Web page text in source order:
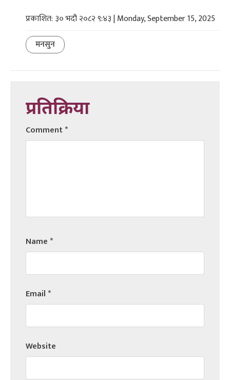
प्रकाशित: ३० भदौ २०८२ ९:४३ | Monday, September 15, 2025
मनसुन
प्रतिक्रिया
Comment*
Name*
Email*
Website